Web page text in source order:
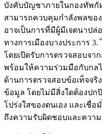
บังคับบัญชาภายในกองทัพกั
สามารถควบคุมกำลังพลขอ
อาจเป็นการที่มีผู้มีเจตนาปล่
ทางการเมืองบางประการ
โดยเปิดรับการตรวจสอบจา
พร้อมให้ความร่วมมือกับกล
ด้านการตรวจสอบข้อเท็จจริ
ข้อมูล โดยไม่มีสิ่งใดต้องปก
โปร่งใสของตนเอง และเชื่อ
ถึงความรับผิดชอบและควา